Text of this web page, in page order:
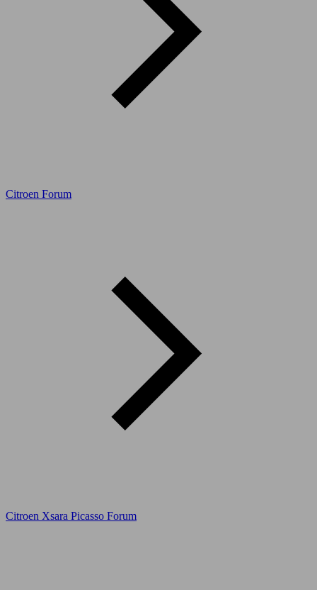
Citroen Forum
Citroen Xsara Picasso Forum